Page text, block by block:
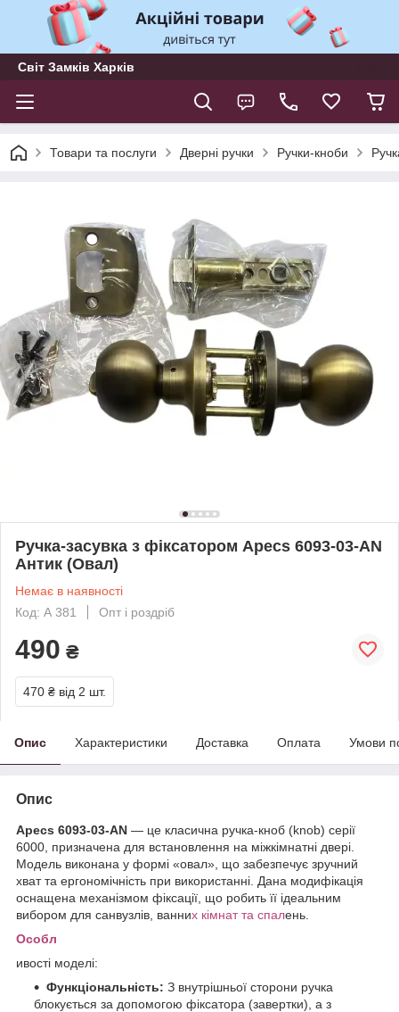
Світ Замків Харків
Товари та послуги Дверні ручки Ручки-кноби
Ручка-засувка з фіксатором Apecs 6093-03-AN
Антик (Овал)
Немає в наявності
Код: А 381
Опт і роздріб
490 ₴
470 ₴ від 2 шт.
Опис Характеристики Доставка Оплата Умови
Опис
Apecs 6093-03-AN — це класична ручка-кноб (knob) серії
6000, призначена для встановлення на міжкімнатні двері.
Модель виконана у формі «овал», що забезпечує зручний
хват та ергономічність при використанні. Дана модифікація
оснащена механізмом фіксації, що робить її ідеальним
вибором для санвузлів, ванних кімнат та спалень.
Особл
ивості моделі:
Функціональність: З внутрішньої сторони ручка
блокується за допомогою фіксатора (завертки), а з